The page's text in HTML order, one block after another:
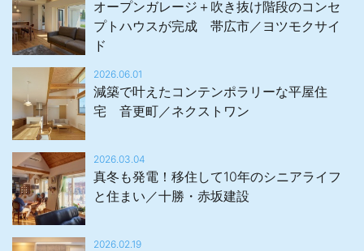
オープンガレージ＋吹き抜け階段のコンセ
プトハウスが完成 帯広市／ヨツモクサイ
ド
2026.06.01
減築で叶えたコンテンポラリーな平屋住
宅 音更町／ネクストワン
2026.03.04
真冬も発電！移住して10年のシニアライフ
と住まい／十勝・赤坂建設
2026.02.19